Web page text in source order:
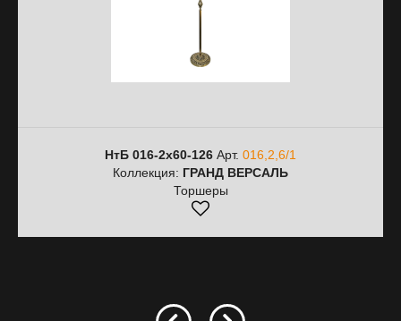
НтБ 016-2х60-126 Арт. 016,2,6/1
Коллекция: ГРАНД ВЕРСАЛЬ
Торшеры